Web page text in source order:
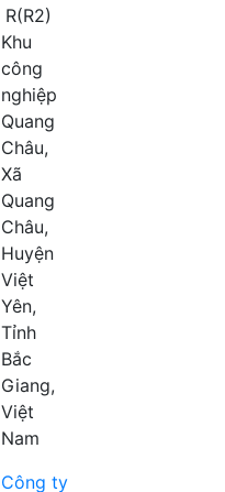
R(R2)
Khu
công
nghiệp
Quang
Châu,
Xã
Quang
Châu,
Huyện
Việt
Yên,
Tỉnh
Bắc
Giang,
Việt
Nam
Công ty